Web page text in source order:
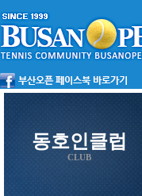
동호인클럽
CLUB